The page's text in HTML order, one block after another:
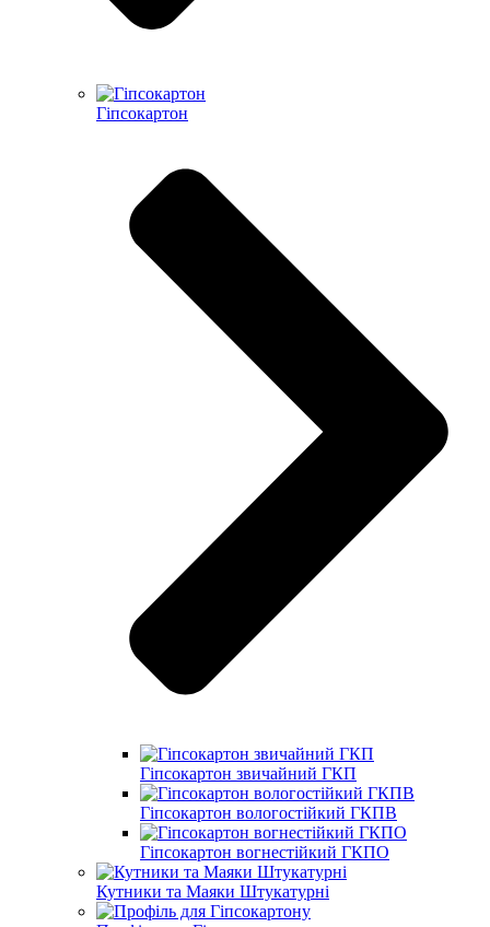
Гіпсокартон
Гіпсокартон звичайний ГКП
Гіпсокартон вологостійкий ГКПВ
Гіпсокартон вогнестійкий ГКПО
Кутники та Маяки Штукатурні